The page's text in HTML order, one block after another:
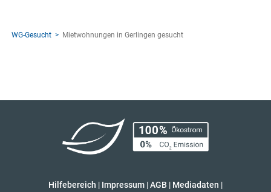
WG-Gesucht Mietwohnungen in Gerlingen gesucht
Hilfebereich | Impressum |AGB | Mediadaten |